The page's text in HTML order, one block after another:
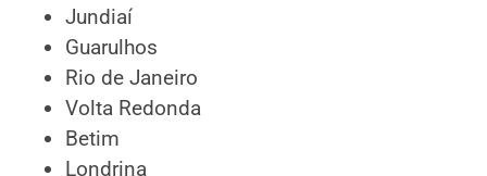
Jundiaí
Guarulhos
Rio de Janeiro
Volta Redonda
Betim
Londrina